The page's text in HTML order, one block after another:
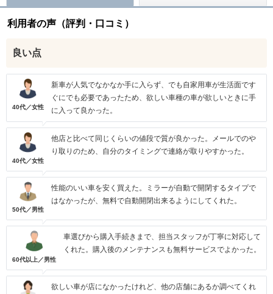
利用者の声（評判・口コミ）
良い点
40代／女性
新車が人気でなかなか手に入らず、でも自家用車が生活面です
ぐにでも必要であったため、欲しい車種の車が欲しいときに手
に入って良かった。
40代／女性
他店と比べて同じくらいの値段で質が良かった。メールでのや
り取りのため、自分のタイミングで連絡が取りやすかった。
50代／男性
性能のいい車を安く買えた。ミラーが自動で開閉するタイプで
はなかったが、無料で自動開閉出来るようにしてくれた。
60代以上／男性
車選びから購入手続きまで、担当スタッフが丁寧に対応して
くれた。購入後のメンテナンスも無料サービスでよかった。
欲しい車が店になかったけれど、他の店舗にあるか調べてくれ